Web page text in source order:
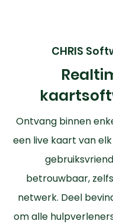
CHRIS
Ontvang binnen
een live kaart van
betrouwbaar,
netwerk. Deel
om alle